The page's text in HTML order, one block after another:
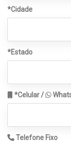
*Cidade
*Estado
*Celular /
Telefone Fixo